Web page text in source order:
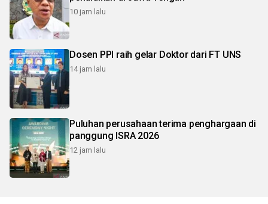
10 jam lalu
Dosen PPI raih gelar Doktor dari FT UNS
14 jam lalu
Puluhan perusahaan terima penghargaan di
panggung ISRA 2026
12 jam lalu